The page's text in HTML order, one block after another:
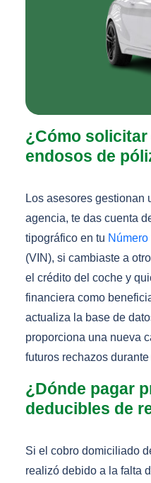
¿Cómo
endosos de
Los asesores gestionan
agencia, te das cuenta
tipográfico en tu
(VIN), si cambiaste a
el crédito del coche y
financiera como
actualiza la base de
proporciona una nueva
futuros rechazos
¿Dónde pagar
deducibles de
Si el cobro domiciliado
realizó debido a la falta